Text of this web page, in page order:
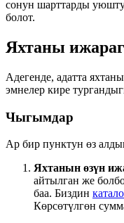
сонун шарттарды
болот.
Яхтаны
Адегенде, адатта
эмнелер кире
Чыгымдар
Ар бир пунктун өз
Яхтанын өзүн
айтылган же
баа. Биздин
Көрсөтүлгөн